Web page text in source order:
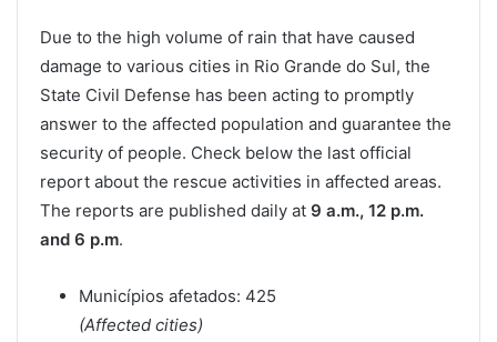
Due to the high volume of rain that have caused
damage to various cities in Rio Grande do Sul, the
State Civil Defense has been acting to promptly
answer to the affected population and guarantee the
security of people. Check below the last official
report about the rescue activities in affected areas.
The reports are published daily at 9 a.m., 12 p.m.
and 6 p.m.
Municípios afetados: 425
(Affected cities)